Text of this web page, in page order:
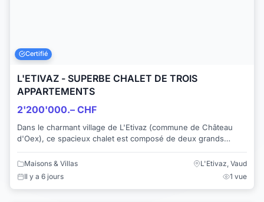
Certifié
L'ETIVAZ - SUPERBE CHALET DE TROIS
APPARTEMENTS
2'200'000.– CHF
Dans le charmant village de L'Etivaz (commune de Château
d'Oex), ce spacieux chalet est composé de deux grands
appartements 4.5 pièces de 122 m2 chacu...
Maisons & Villas
L'Etivaz, Vaud
Il y a 6 jours
1 vue